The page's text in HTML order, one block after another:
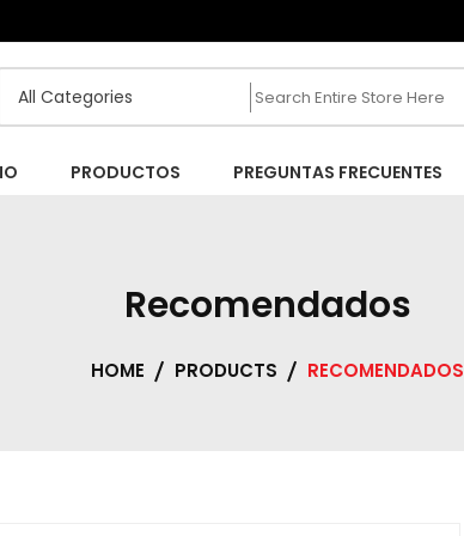
PRODUCTOS PREGUNTAS FRECUENTES
Recomendados
HOME PRODUCTS RECOMENDADOS